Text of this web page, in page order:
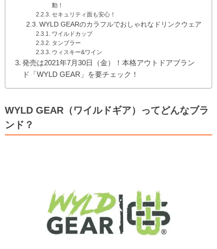
動！
セキュリティ面も安心！
WYLD GEARのカラフルでおしゃれなドリンクウェア
ワイルドカップ
タンブラー
ウィスキー&ワイン
発売は2021年7月30日（金）！本格アウトドアブラン
ド「WYLD GEAR」を要チェック！
WYLD GEAR（ワイルドギア）ってどんなブラ
ンド？